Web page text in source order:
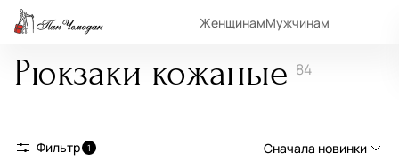
ЖенщинамМужчинам
Рюкзаки кожаные 84
Фильтр 1 Сначала новинки